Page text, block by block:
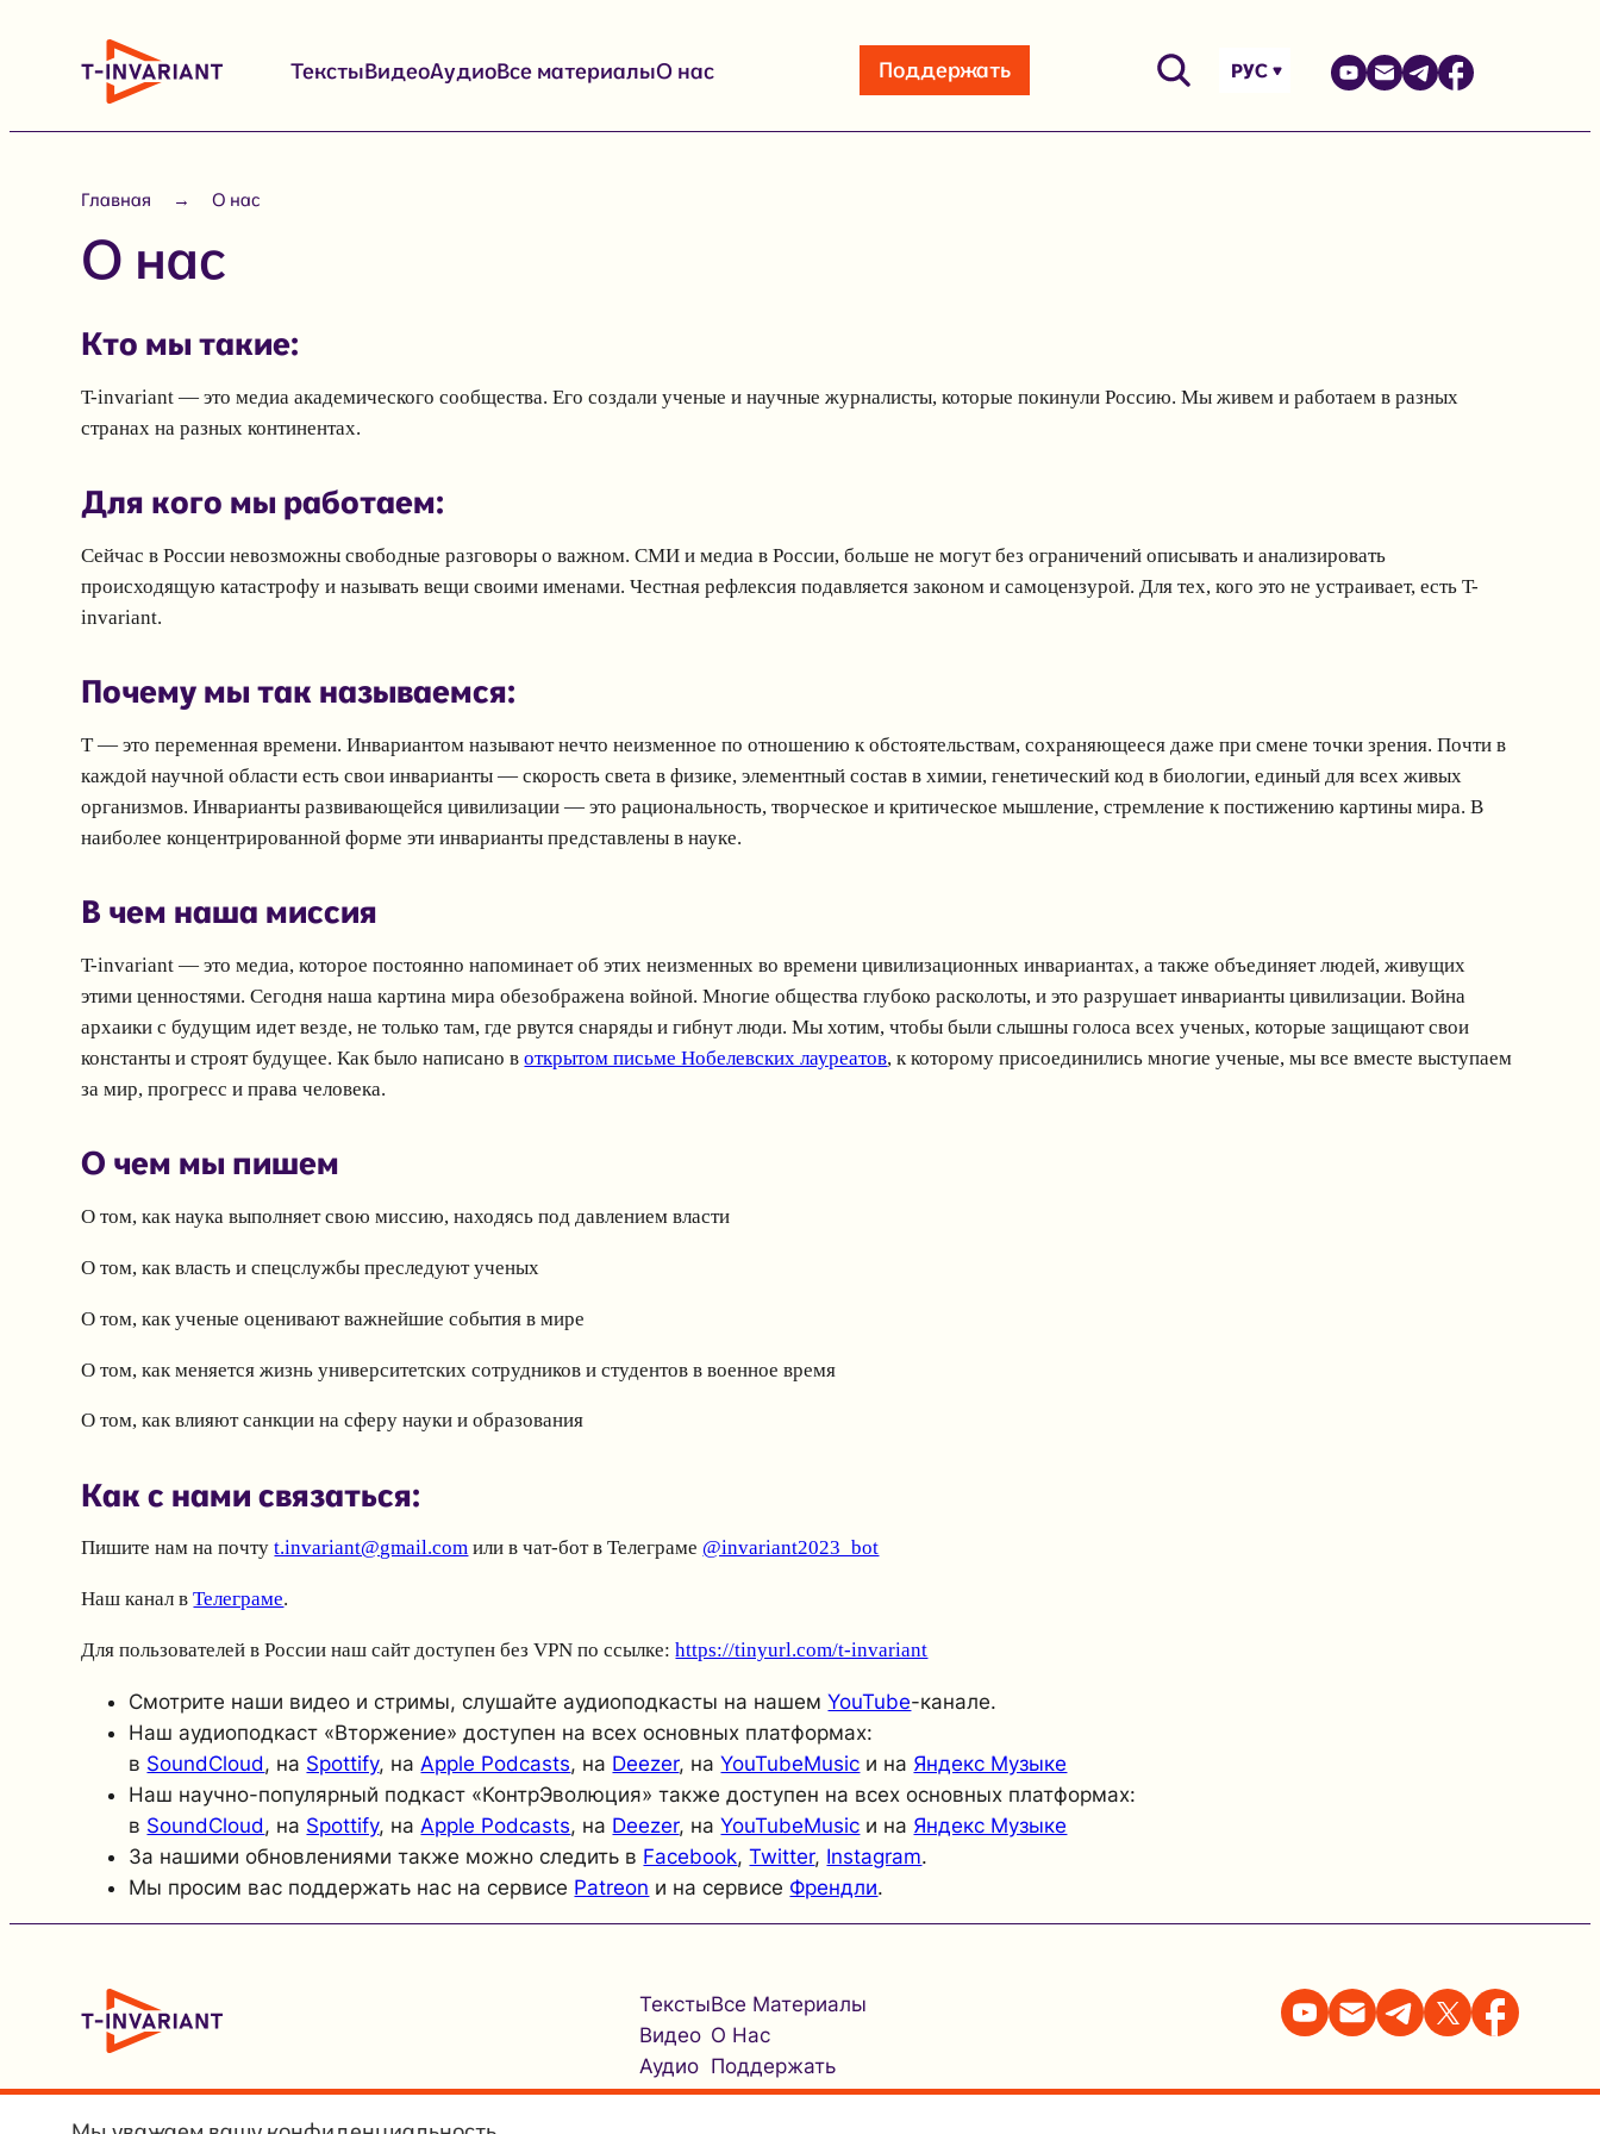
содержимому
ТекстыВидеоАудиоВсе материалыО нас Поддержать РУС
Главная О нас
О нас
Кто мы такие:
T-invariant — это медиа академического сообщества. Его создали ученые и научные журналисты, которые покинули Россию. Мы живем и работаем в разных
странах на разных континентах.
Для кого мы работаем:
Сейчас в России невозможны свободные разговоры о важном. СМИ и медиа в России, больше не могут без ограничений описывать и анализировать
происходящую катастрофу и называть вещи своими именами. Честная рефлексия подавляется законом и самоцензурой. Для тех, кого это не устраивает, есть T-
invariant.
Почему мы так называемся:
T — это переменная времени. Инвариантом называют нечто неизменное по отношению к обстоятельствам, сохраняющееся даже при смене точки зрения. Почти в
каждой научной области есть свои инварианты — скорость света в физике, элементный состав в химии, генетический код в биологии, единый для всех живых
организмов. Инварианты развивающейся цивилизации — это рациональность, творческое и критическое мышление, стремление к постижению картины мира. В
наиболее концентрированной форме эти инварианты представлены в науке.
В чем наша миссия
T-invariant — это медиа, которое постоянно напоминает об этих неизменных во времени цивилизационных инвариантах, а также объединяет людей, живущих
этими ценностями. Сегодня наша картина мира обезображена войной. Многие общества глубоко расколоты, и это разрушает инварианты цивилизации. Война
архаики с будущим идет везде, не только там, где рвутся снаряды и гибнут люди. Мы хотим, чтобы были слышны голоса всех ученых, которые защищают свои
константы и строят будущее. Как было написано воткрытом письме Нобелевских лауреатов, к которому присоединились многие ученые, мы все вместе выступаем
за мир, прогресс и права человека.
О чем мы пишем
О том, как наука выполняет свою миссию, находясь под давлением власти
О том, как власть и спецслужбы преследуют ученых
О том, как ученые оценивают важнейшие события в мире
О том, как меняется жизнь университетских сотрудников и студентов в военное время
О том, как влияют санкции на сферу науки и образования
Как с нами связаться:
Пишите нам на почтуt.invariant@gmail.com или в чат-бот в Телеграме @invariant2023_bot
Наш канал вТелеграме.
Для пользователей в России наш сайт доступен без VPN по ссылке:https://tinyurl.com/t-invariant
Смотрите наши видео и стримы, слушайте аудиоподкасты на нашемYouTube-канале.
Наш аудиоподкаст «Вторжение» доступен на всех основных платформах:
в SoundCloud, на Spottify, на Apple Podcasts, на Deezer, наYouTubeMusic и на Яндекс Музыке
Наш научно-популярный подкаст «КонтрЭволюция» также доступен на всех основных платформах:
в SoundCloud, на Spottify, на Apple Podcasts, на Deezer, наYouTubeMusic и на Яндекс Музыке
За нашими обновлениями также можно следить в Facebook,Twitter, Instagram.
Мы просим вас поддержать нас на сервисе Patreon и на сервисе Френдли.
Тексты
Видео
Аудио
Все Материалы
О Нас
Поддержать